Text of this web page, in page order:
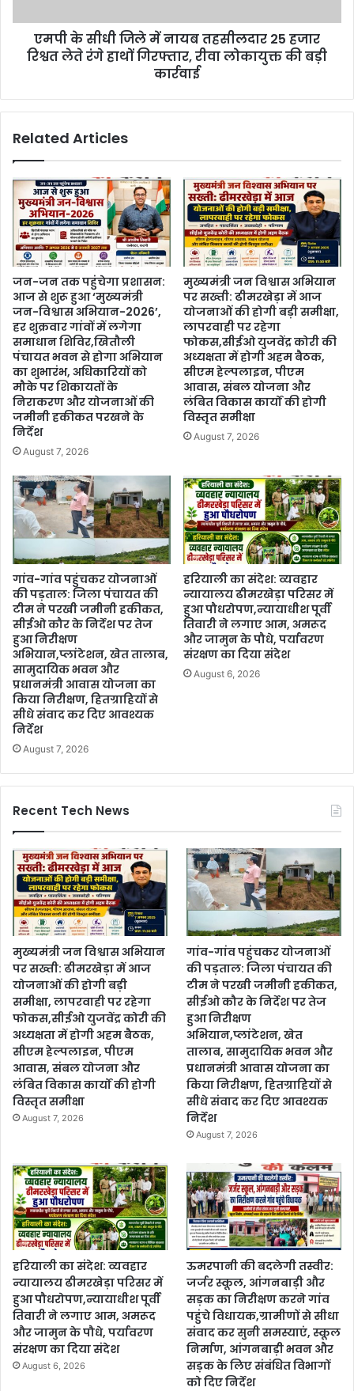
एमपी के सीधी जिले में नायब तहसीलदार 25 हजार
रिश्वत लेते रंगे हाथों गिरफ्तार, रीवा लोकायुक्त की बड़ी
कार्रवाई
Related Articles
जन-जन तक पहुंचेगा प्रशासन:
आज से शुरू हुआ ‘मुख्यमंत्री
जन-विश्वास अभियान-2026’,
हर शुक्रवार गांवों में लगेगा
समाधान शिविर,खितौली
पंचायत भवन से होगा अभियान
का शुभारंभ, अधिकारियों को
मौके पर शिकायतों के
निराकरण और योजनाओं की
जमीनी हकीकत परखने के
निर्देश
August 7, 2026
मुख्यमंत्री जन विश्वास अभियान
पर सख्ती: ढीमरखेड़ा में आज
योजनाओं की होगी बड़ी समीक्षा,
लापरवाही पर रहेगा
फोकस,सीईओ युजवेंद्र कोरी की
अध्यक्षता में होगी अहम बैठक,
सीएम हेल्पलाइन, पीएम
आवास, संबल योजना और
लंबित विकास कार्यों की होगी
विस्तृत समीक्षा
August 7, 2026
गांव-गांव पहुंचकर योजनाओं
की पड़ताल: जिला पंचायत की
टीम ने परखी जमीनी हकीकत,
सीईओ कौर के निर्देश पर तेज
हुआ निरीक्षण
अभियान,प्लांटेशन, खेत तालाब,
सामुदायिक भवन और
प्रधानमंत्री आवास योजना का
किया निरीक्षण, हितग्राहियों से
सीधे संवाद कर दिए आवश्यक
निर्देश
August 7, 2026
हरियाली का संदेश: व्यवहार
न्यायालय ढीमरखेड़ा परिसर में
हुआ पौधरोपण,न्यायाधीश पूर्वी
तिवारी ने लगाए आम, अमरूद
और जामुन के पौधे, पर्यावरण
संरक्षण का दिया संदेश
August 6, 2026
Recent Tech News
मुख्यमंत्री जन विश्वास अभियान
पर सख्ती: ढीमरखेड़ा में आज
योजनाओं की होगी बड़ी
समीक्षा, लापरवाही पर रहेगा
फोकस,सीईओ युजवेंद्र कोरी की
अध्यक्षता में होगी अहम बैठक,
सीएम हेल्पलाइन, पीएम
आवास, संबल योजना और
लंबित विकास कार्यों की होगी
विस्तृत समीक्षा
August 7, 2026
गांव-गांव पहुंचकर योजनाओं
की पड़ताल: जिला पंचायत की
टीम ने परखी जमीनी हकीकत,
सीईओ कौर के निर्देश पर तेज
हुआ निरीक्षण
अभियान,प्लांटेशन, खेत
तालाब, सामुदायिक भवन और
प्रधानमंत्री आवास योजना का
किया निरीक्षण, हितग्राहियों से
सीधे संवाद कर दिए आवश्यक
निर्देश
August 7, 2026
हरियाली का संदेश: व्यवहार
न्यायालय ढीमरखेड़ा परिसर में
हुआ पौधरोपण,न्यायाधीश पूर्वी
तिवारी ने लगाए आम, अमरूद
और जामुन के पौधे, पर्यावरण
संरक्षण का दिया संदेश
August 6, 2026
ऊमरपानी की बदलेगी तस्वीर:
जर्जर स्कूल, आंगनबाड़ी और
सड़क का निरीक्षण करने गांव
पहुंचे विधायक,ग्रामीणों से सीधा
संवाद कर सुनी समस्याएं, स्कूल
निर्माण, आंगनबाड़ी भवन और
सड़क के लिए संबंधित विभागों
को दिए निर्देश